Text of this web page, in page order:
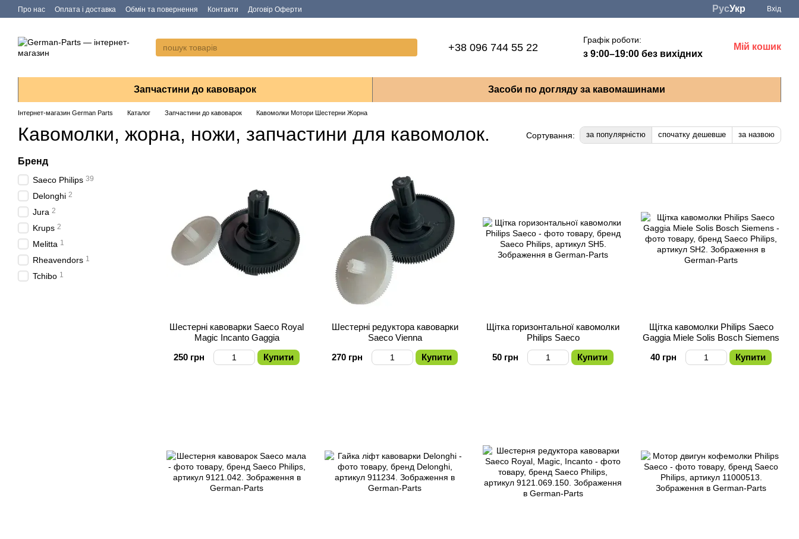
Перейти до основного контенту
Про нас Оплата і доставка Обмін та повернення Контакти Договір Оферти РусУкр Вхід
+38 096 744 55 22
Графік роботи:
з 9:00–19:00 без вихідних
Мій кошик
Запчастини до кавоварок Засоби по догляду за кавомашинами
Інтернет-магазин German Parts Каталог Запчастини до кавоварок Кавомолки Мотори Шестерни Жорна
Кавомолки, жорна, ножи, запчастини для кавомолок. Сортування: за популярністю спочатку дешевше за назвою
Шестерні кавоварки Saeco Royal
Magic Incanto Gaggia
250 грн
Купити
Шестерні редуктора кавоварки
Saeco Vienna
270 грн
Купити
Щітка горизонтальної кавомолки
Philips Saeco
50 грн
Купити
Щітка кавомолки Philips Saeco
Gaggia Miele Solis Bosch Siemens
40 грн
Купити
Бренд
Saeco Philips 39
Delonghi 2
Jura 2
Krups 2
Melitta 1
Rheavendors 1
Tchibo 1